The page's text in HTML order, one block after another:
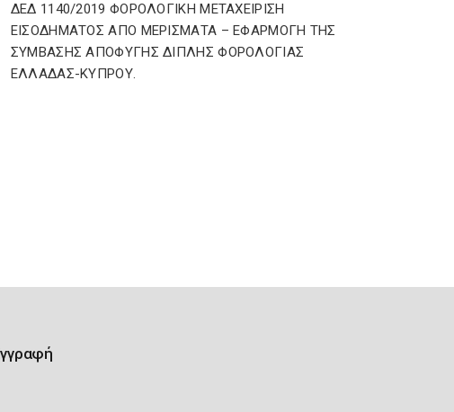
ΔΕΔ 1140/2019 ΦΟΡΟΛΟΓΙΚΗ ΜΕΤΑΧΕΙΡΙΣΗ
ΕΙΣΟΔΗΜΑΤΟΣ ΑΠΟ ΜΕΡΙΣΜΑΤΑ – ΕΦΑΡΜΟΓΗ ΤΗΣ
ΣΥΜΒΑΣΗΣ ΑΠΟΦΥΓΗΣ ΔΙΠΛΗΣ ΦΟΡΟΛΟΓΙΑΣ
ΕΛΛΑΔΑΣ-ΚΥΠΡΟΥ.